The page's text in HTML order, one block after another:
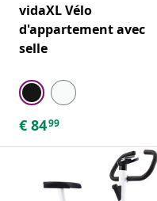
vidaXL Vélo
d'appartement avec
selle
€ 8499